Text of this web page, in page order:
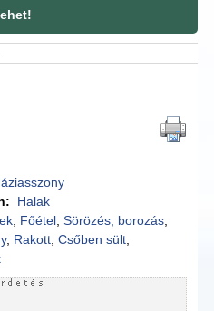
Halak
Főétel ,Sörözés, borozás
, Rakott ,Csőben sült